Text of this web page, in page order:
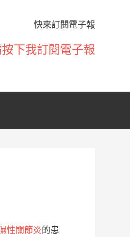
快來訂閱電子報
下我訂閱電子報
性關節炎的患